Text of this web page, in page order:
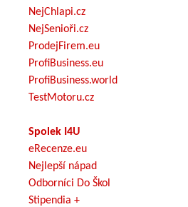
NejChlapi.cz
NejSenioři.cz
ProdejFirem.eu
ProfiBusiness.eu
ProfiBusiness.world
TestMotoru.cz
Spolek I4U
eRecenze.eu
Nejlepší nápad
Odborníci Do Škol
Stipendia +